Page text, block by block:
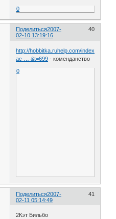
0
Поделиться 40
2007-
02-10 13:19:16
http://hobbitka.ruhelp.com/index.php?
ac … &t=699 - коменданство
0
Поделиться 41
2007-
02-11 05:14:49
2Кэт Бильбо